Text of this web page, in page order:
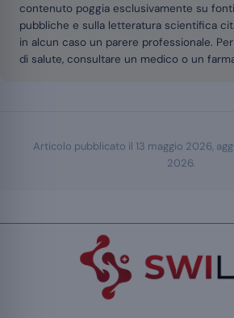
contenuto poggia esclusivamente su
pubbliche e sulla letteratura scientifica
in alcun caso un parere professionale.
di salute, consultare un medico o un
Articolo pubblicato il 13 maggio 2026,
2026.